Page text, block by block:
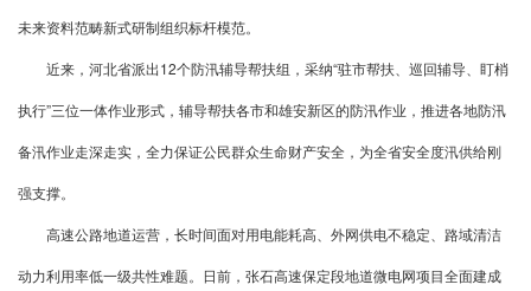
未来资料范畴新式研制组织标杆模范。
近来，河北省派出12个防汛辅导帮扶组，采纳“驻市帮扶、巡回辅导、盯梢
执行”三位一体作业形式，辅导帮扶各市和雄安新区的防汛作业，推进各地防汛
备汛作业走深走实，全力保证公民群众生命财产安全，为全省安全度汛供给刚
强支撑。
高速公路地道运营，长时间面对用电能耗高、外网供电不稳定、路域清洁
动力利用率低一级共性难题。日前，张石高速保定段地道微电网项目全面建成